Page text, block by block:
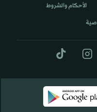
الأحكام والشروط